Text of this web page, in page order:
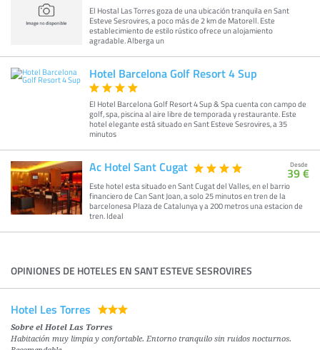
El Hostal Las Torres goza de una ubicación tranquila en Sant
Esteve Sesrovires, a poco más de 2 km de Matorell. Este
establecimiento de estilo rústico ofrece un alojamiento
agradable. Alberga un
Hotel Barcelona Golf Resort 4 Sup
El Hotel Barcelona Golf Resort 4 Sup & Spa cuenta con campo de
golf, spa, piscina al aire libre de temporada y restaurante. Este
hotel elegante está situado en Sant Esteve Sesrovires, a 35
minutos
Ac Hotel Sant Cugat
Este hotel esta situado en Sant Cugat del Valles, en el barrio
financiero de Can Sant Joan, a solo 25 minutos en tren de la
barcelonesa Plaza de Catalunya y a 200 metros una estacion de
tren. Ideal
Desde
39 €
OPINIONES DE HOTELES EN SANT ESTEVE SESROVIRES
Hotel Les Torres
Sobre el Hotel Las Torres
Habitación muy limpia y confortable. Entorno tranquilo sin ruidos nocturnos.